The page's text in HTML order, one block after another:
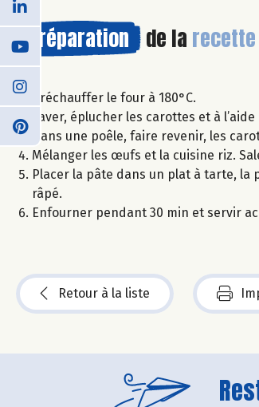
Préparation de la recette
Préchauffer le four à 180°C.
Laver, éplucher les carottes et à
Dans une poêle, faire revenir, les
Mélanger les œufs et la cuisine riz.
Placer la pâte dans un plat à tarte, la
râpé.
Enfourner pendant 30 min et servir
Retour à la liste